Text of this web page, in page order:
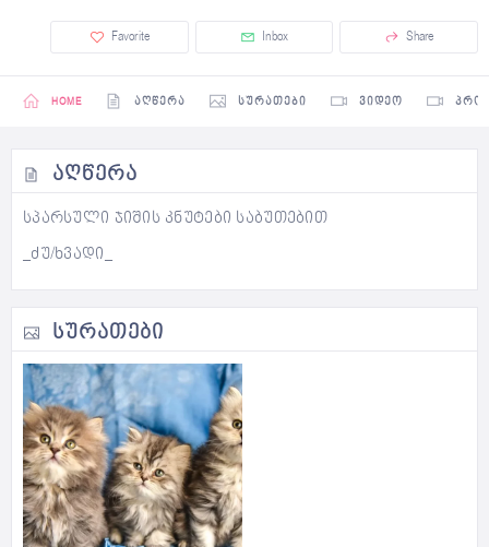
Favorite Inbox Share
HOME ᲐᲦᲬᲔᲠᲐ ᲡᲣᲠᲐᲗᲔᲑᲘ ᲕᲘᲓᲔᲝ
ᲐᲦᲬᲔᲠᲐ
სპარსული ჯიშის კნუტები საბუთებით
_ძუ/ხვადი_
ᲡᲣᲠᲐᲗᲔᲑᲘ